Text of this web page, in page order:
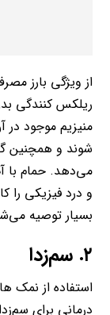
از ویژگی بارز
ریلکس کنندگی
منیزیم موجود
شوند و همچنین
می‌دهد. حمام با
و درد فیزیکی
بسیار توصیه
۲. سم‌زدا
استفاده از نمک
درمانی برای